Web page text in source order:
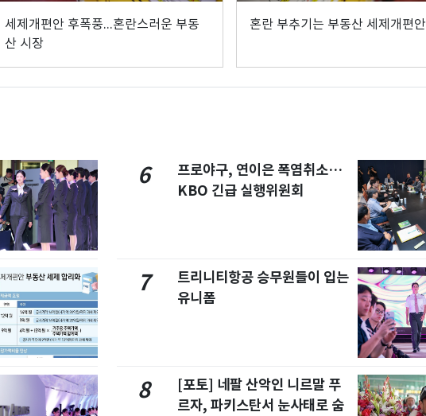
세제개편안 후폭풍...혼란스러운 부동
산 시장
혼란 부추기는 부동산 세제개편안
6
프로야구, 연이은 폭염취소…
KBO 긴급 실행위원회
7
트리니티항공 승무원들이 입는
유니폼
8
[포토] 네팔 산악인 니르말 푸
르자, 파키스탄서 눈사태로 숨